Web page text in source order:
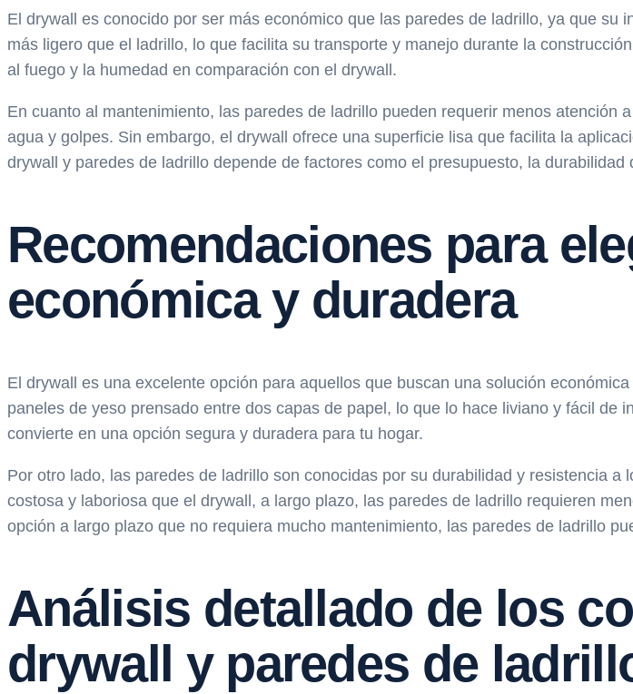
El drywall es conocido por ser más económico que las paredes de ladrillo, ya que
más ligero que el ladrillo, lo que facilita su transporte y manejo durante la
al fuego y la humedad en comparación con el drywall.
En cuanto al mantenimiento, las paredes de ladrillo pueden requerir menos
agua y golpes. Sin embargo, el drywall ofrece una superficie lisa que facilita la
drywall y paredes de ladrillo depende de factores como el presupuesto, la
Recomendaciones para
económica y duradera
El drywall es una excelente opción para aquellos que buscan una solución
paneles de yeso prensado entre dos capas de papel, lo que lo hace liviano y fácil de
convierte en una opción segura y duradera para tu hogar.
Por otro lado, las paredes de ladrillo son conocidas por su durabilidad y resistencia
costosa y laboriosa que el drywall, a largo plazo, las paredes de ladrillo requieren
opción a largo plazo que no requiera mucho mantenimiento, las paredes de ladrillo
Análisis detallado de los
drywall y paredes de